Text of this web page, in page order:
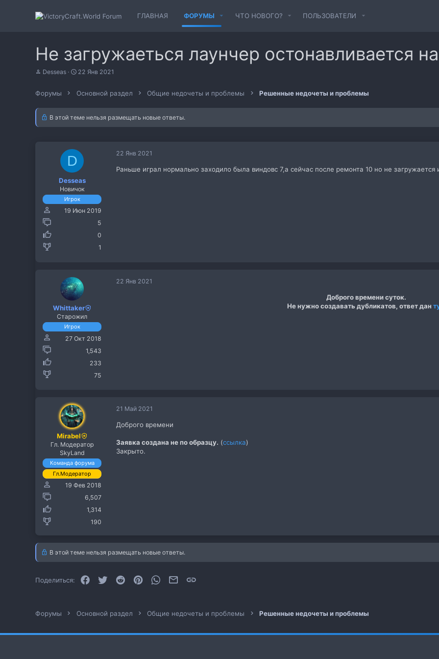
ГЛАВНАЯ ФОРУМЫ ЧТО НОВОГО? ПОЛЬЗОВАТЕЛИ
Не загружаеться лаунчер остонавливается
А
о
т
е
Desseas
Д
а
ч
22 Янв 2021
Форумы Основной раздел Общие недочеты и проблемы Решенные недочеты и проблемы
В этой теме нельзя размещать новые ответы.
D
Desseas
Новичок
Игрок
19 Июн 2019
5
0
1
22 Янв 2021
Раньше играл нормально заходило была виндовс 7,а сейчас после ремонта 10 но не загружается
Whittaker
Старожил
Игрок
27 Окт 2018
1,543
233
75
22 Янв 2021
Доброго времени суток.
Не нужно создавать дубликатов, ответ дан
Mirabel
Гл. Модератор
SkyLand
Команда форума
Гл.Модератор
19 Фев 2018
6,507
1,314
190
21 Май 2021
Доброго времени
Заявка создана не по образцу. (ссылка)
Закрыто.
В этой теме нельзя размещать новые ответы.
Поделиться: Facebook
Twitter Reddit PinterestWhatsAppЭлектронная почта
Форумы Основной раздел Общие недочеты и проблемы Решенные недочеты и проблемы